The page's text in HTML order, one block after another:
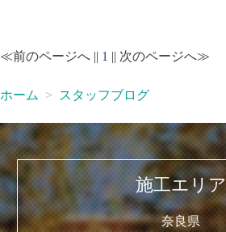
≪前のページへ || 1 || 次のページへ≫
ホーム スタッフブログ
施工エリア
奈良県